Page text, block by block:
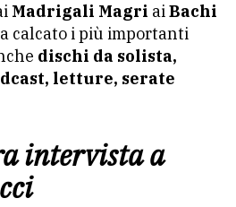
Madrigali Magri aiBachi
calcato i più importanti
dischi da solista,
letture, serate
intervista a